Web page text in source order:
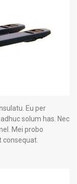
Eu per
solum has. Nec
Mei probo
consequat.